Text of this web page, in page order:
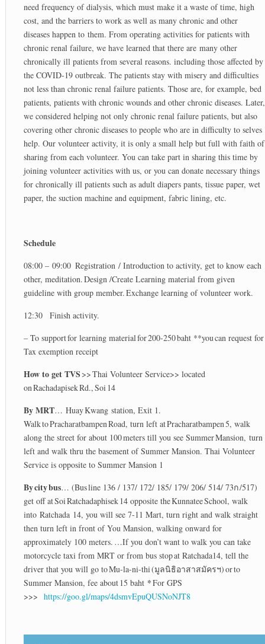
need frequency of dialysis, which must make it a waste of time, high
cost, and the barriers to work as well as many chronic and other
diseases happen to them. From operating activities for patients with
chronic renal failure, we have learned that there are many other
chronically ill patients from several reasons. including those affected by
the COVID-19 outbreak. The patients stay with misery and difficulties
not less than chronic renal failure patients. Those are, for example, bed
patients, patients with chronic wounds and other chronic diseases. Later,
we considered helping not only chronic renal failure patients, but also
covering other chronic diseases to people who are in difficulty to selves
help. Our volunteer activity, it is only a small help but full with faith of
sharing from each volunteer. You can take part in sharing this time by
joining volunteer activities with us, or you can donate necessary things
for chronically ill patients such as adult diapers pants, tissue paper, wet
paper, the suction machine and equipment, fabric lining, etc.
Schedule
08:00 – 09:00 Registration / Introduction to activity, get to know each
other, meditation. Design /Create Learning material from given
guideline with group member. Exchange learning of volunteer work.
12:30 Finish activity.
– To support for learning material for 200-250 baht **you can request for
Tax exemption receipt
How to get TVS >> Thai Volunteer Service>> located
on Rachadapisek Rd., Soi 14
By MRT… Huay Kwang station, Exit 1.
Walk to Pracharatbampen Road, turn left at Pracharatbampen 5, walk
along the street for about 100 meters till you see Summer Mansion, turn
left and walk thru the basement of Summer Mansion. Thai Volunteer
Service is opposite to Summer Mansion 1
Bycitybus… (Bus line 136 / 137/ 172/ 185/ 179/ 206/ 514/ 73ก /517)
get off at Soi Ratchadaphisek 14 opposite the Kunnatee School, walk
into Ratchada 14, you will see 7-11 Mart, turn right and walk straight
then turn left in front of You Mansion, walking onward for
approximately 100 meters. …If you don’t want to walk you can take
motorcycle taxi from MRT or from bus stop at Ratchada14, tell the
driver that you will go to Mu-la-ni-thi (มูลนิธิอาสาสมัครฯ) or to
Summer Mansion, fee about 15 baht *For GPS
>>> https://goo.gl/maps/4dsmvEpuQUSNoNJT8